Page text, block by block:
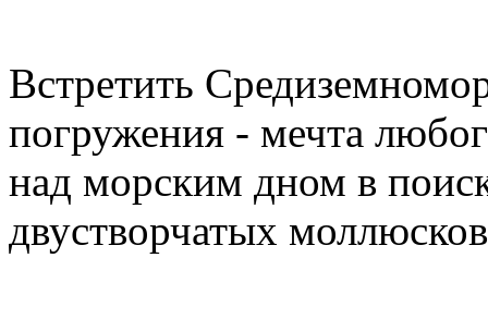
Встретить
погружения - мечта
над морским дном в
двустворчатых